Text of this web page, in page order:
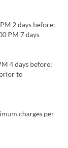
2 days before:
PM 7 days
4 days before:
to
charges per